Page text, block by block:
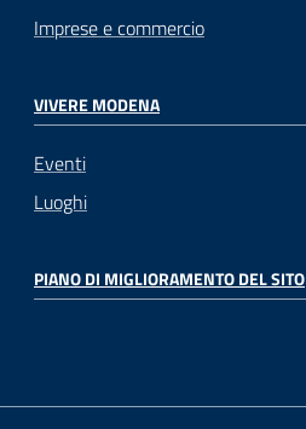
Imprese e commercio
VIVERE MODENA
Eventi
Luoghi
PIANO DI MIGLIORAMENTO DEL SITO